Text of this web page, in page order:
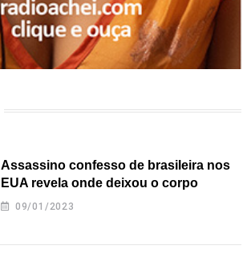
Assassino confesso de brasileira nos
EUA revela onde deixou o corpo
09/01/2023